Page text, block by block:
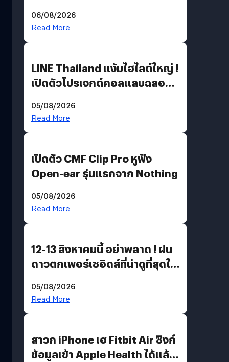
06/08/2026
Read More
LINE Thailand แง้มไฮไลต์ใหญ่ !
เปิดตัวโปรเจกต์คอลแลบฉลอง
Moon x LINE FRIENDS
05/08/2026
Read More
เปิดตัว CMF Clip Pro หูฟัง
Open-ear รุ่นแรกจาก Nothing
05/08/2026
Read More
12-13 สิงหาคมนี้ อย่าพลาด ! ฝน
ดาวตกเพอร์เซอิดส์ที่น่าดูที่สุดใน
05/08/2026
Read More
สาวก iPhone เฮ Fitbit Air ซิงก์
ข้อมูลเข้า Apple Health ได้แล้ว